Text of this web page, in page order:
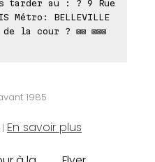
tarder au : ? 9 Rue
Métro: BELLEVILLE
de la cour ? ⊠⊠ ⊠⊠⊠
1985
| En savoir plus